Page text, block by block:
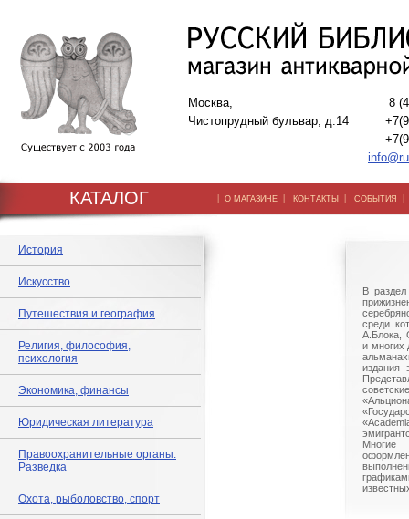
Москва,
Чистопрудный бульвар, д.14
8
КАТАЛОГ | О МАГАЗИНЕ | КОНТАКТЫ | СОБЫТИЯ
История
Искусство
Путешествия и география
Религия, философия,
психология
Экономика, финансы
Юридическая литература
Правоохранительные органы.
Разведка
Охота, рыболовство, спорт
В
среди
А.Блока,
и многих
издания